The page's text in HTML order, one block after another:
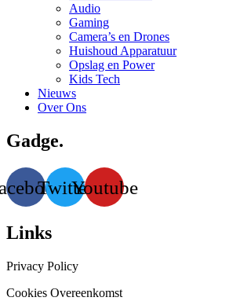
Audio
Gaming
Camera’s en Drones
Huishoud Apparatuur
Opslag en Power
Kids Tech
Nieuws
Over Ons
Gadge.
TwitterYoutube
Links
Privacy Policy
Cookies Overeenkomst